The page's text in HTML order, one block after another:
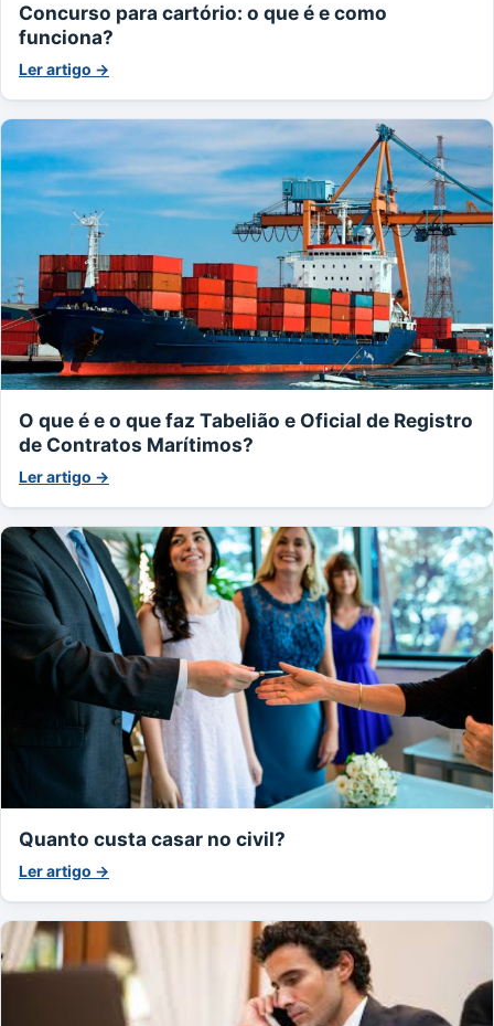
Concurso para cartório: o que é e como
funciona?
Ler artigo →
O que é e o que faz Tabelião e Oficial de Registro
de Contratos Marítimos?
Ler artigo →
Quanto custa casar no civil?
Ler artigo →